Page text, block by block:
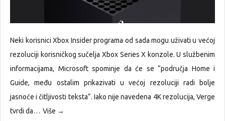
Neki korisnici Xbox Insider programa od sada mogu uživati u većoj
rezoluciji korisničkog sučelja Xbox Series X konzole. U službenim
informacijama, Microsoft spominje da će se “područja Home i
Guide, među ostalim prikazivati u većoj rezoluciji radi bolje
jasnoće i čitljivosti teksta“. Iako nije navedena 4K rezolucija, Verge
tvrdi da… Više →